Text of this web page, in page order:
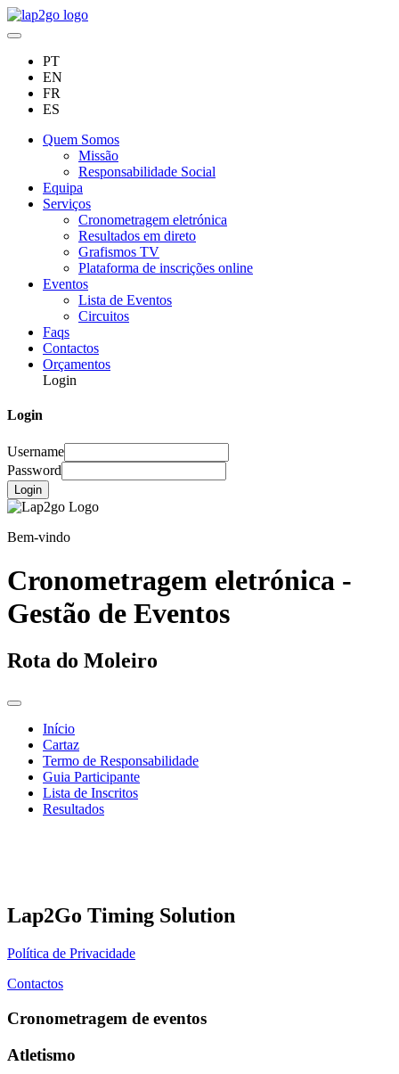
PT
EN
FR
ES
Quem Somos
Missão
Responsabilidade Social
Equipa
Serviços
Cronometragem eletrónica
Resultados em direto
Grafismos TV
Plataforma de inscrições online
Eventos
Lista de Eventos
Circuitos
Faqs
Contactos
Orçamentos
Login
Login
Username
Password
Login
Bem-vindo
Cronometragem eletrónica -
Gestão de Eventos
Rota do Moleiro
Início
Cartaz
Termo de Responsabilidade
Guia Participante
Lista de Inscritos
Resultados
Lap2Go Timing Solution
Política de Privacidade
Contactos
Cronometragem de eventos
Atletismo